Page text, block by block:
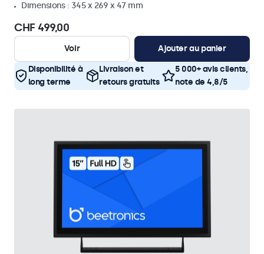
Dimensions : 345 x 269 x 47 mm
CHF 499,00
Voir Ajouter au panier
Disponibilité à
long terme
Livraison et
retours gratuits
5 000+ avis clients,
note de 4,8/5